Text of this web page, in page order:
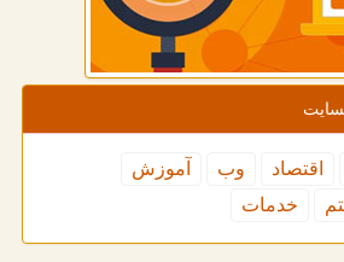
اقتصاد وب
آموزش
خدمات